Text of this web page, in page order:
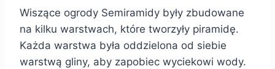
Wiszące ogrody Semiramidy były zbudowane
na kilku warstwach, które tworzyły piramidę.
Każda warstwa była oddzielona od siebie
warstwą gliny, aby zapobiec wyciekowi wody.